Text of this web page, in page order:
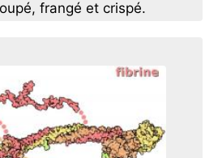
frangé et crispé.